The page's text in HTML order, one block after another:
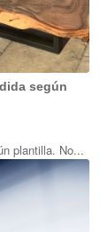
según
plantilla. No...